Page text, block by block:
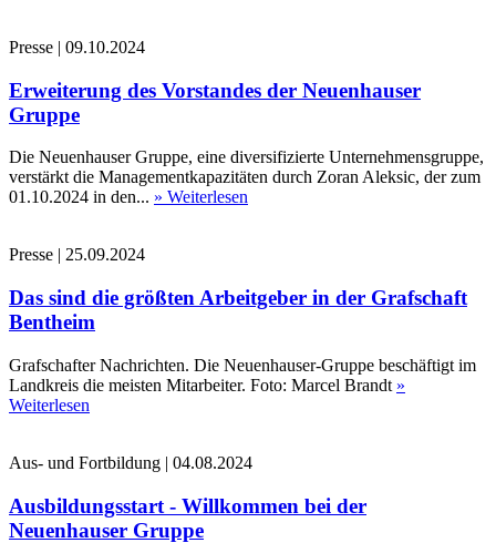
Presse | 09.10.2024
Erweiterung des Vorstandes der Neuenhauser
Gruppe
Die Neuenhauser Gruppe, eine diversifizierte Unternehmensgruppe,
verstärkt die Managementkapazitäten durch Zoran Aleksic, der zum
01.10.2024 in den... » Weiterlesen
Presse | 25.09.2024
Das sind die größten Arbeitgeber in der Grafschaft
Bentheim
Grafschafter Nachrichten. Die Neuenhauser-Gruppe beschäftigt im
Landkreis die meisten Mitarbeiter. Foto: Marcel Brandt »
Weiterlesen
Aus- und Fortbildung | 04.08.2024
Ausbildungsstart - Willkommen bei der
Neuenhauser Gruppe